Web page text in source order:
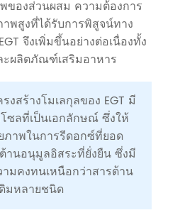
ของส่วนผสม ความต้องการ
พสูงที่ได้รับการพิสูจน์ทาง
จึงเพิ่มขึ้นอย่างต่อเนื่องทั้ง
ะผลิตภัณฑ์เสริมอาหาร
งสร้างโมเลกุลของ EGT มี
ซลที่เป็นเอกลักษณ์ ซึ่งให้
ภาพในการรีดอกซ์ที่ยอด
านอนุมูลอิสระที่ยั่งยืน ซึ่งมี
มคงทนเหนือกว่าสารต้าน
มหลายชนิด